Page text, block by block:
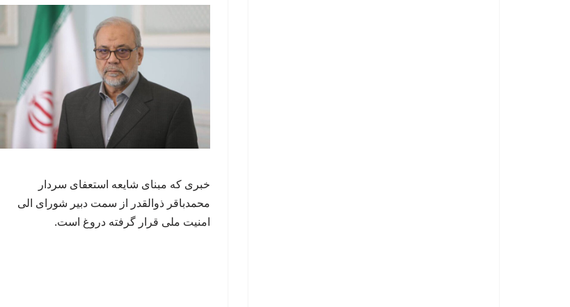
خبری که مبنای شایعه استعفای سردار
محمدباقر ذوالقدر از سمت دبیر شورای الی
امنیت ملی قرار گرفته دروغ است.